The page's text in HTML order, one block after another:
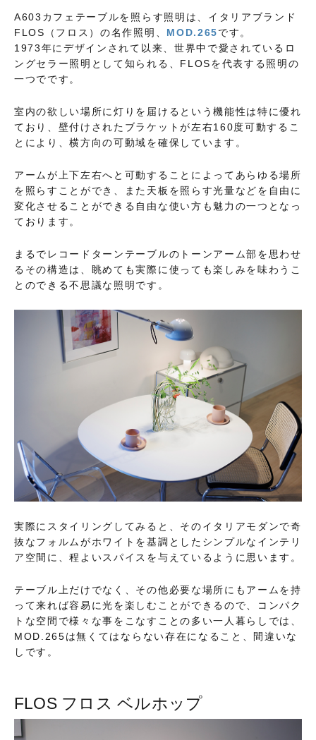
A603カフェテーブルを照らす照明は、イタリアブランド
FLOS（フロス）の名作照明、 MOD.265です。
1973年にデザインされて以来、世界中で愛されているロ
ングセラー照明として知られる、FLOSを代表する照明の
一つでです。
室内の欲しい場所に灯りを届けるという機能性は特に優れ
ており、壁付けされたブラケットが左右160度可動するこ
とにより、横方向の可動域を確保しています。
アームが上下左右へと可動することによってあらゆる場所
を照らすことができ、また天板を照らす光量などを自由に
変化させることができる自由な使い方も魅力の一つとなっ
ております。
まるでレコードターンテーブルのトーンアーム部を思わせ
るその構造は、眺めても実際に使っても楽しみを味わうこ
とのできる不思議な照明です。
実際にスタイリングしてみると、そのイタリアモダンで奇
抜なフォルムがホワイトを基調としたシンプルなインテリ
ア空間に、程よいスパイスを与えているように思います。
テーブル上だけでなく、その他必要な場所にもアームを持
って来れば容易に光を楽しむことができるので、コンパク
トな空間で様々な事をこなすことの多い一人暮らしでは、
MOD.265は無くてはならない存在になること、間違いな
しです。
FLOS フロス ベルホップ